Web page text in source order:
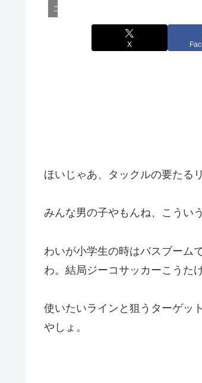
コラム
X
ほいじゃあ、タックルの要たる
みんな男の子やもんね、こうい
わいが小学生の時はバスブーム
わ。結局ジーコサッカーこうたけ
使いたいラインと狙うターゲッ
やしょ。